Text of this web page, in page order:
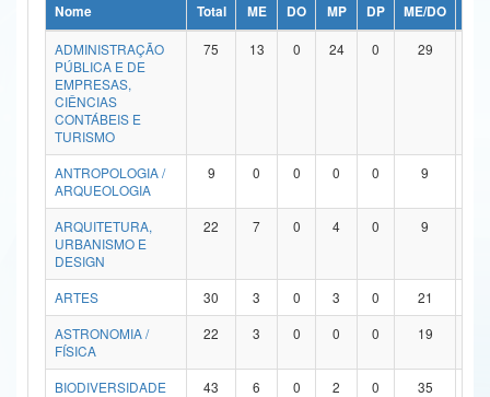
Ministério da Ciência, Tecnologia, Inovações e Comunicações
Ministério do Meio Ambiente
Ministério do Turismo
Ministério do Desenvolvimento Regional
Controladoria-Geral da União
Ministério da Mulher, da Família e dos Direitos Humanos
Secretaria de Governo
Nome Total ME DO MP DP ME/DO
ADMINISTRAÇÃO
PÚBLICA E DE
EMPRESAS,
CIÊNCIAS
CONTÁBEIS E
TURISMO
75 13 0 24 0 29
ANTROPOLOGIA /
ARQUEOLOGIA
9 0 0 0 0 9
ARQUITETURA,
URBANISMO E
DESIGN
22 7 0 4 0 9
ARTES 30 3 0 3 0 21
ASTRONOMIA /
FÍSICA
22 3 0 0 0 19
BIODIVERSIDADE 43 6 0 2 0 35